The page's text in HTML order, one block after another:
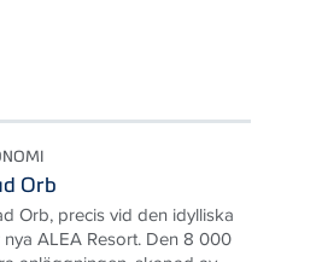
Orb
Orb, precis vid den idylliska
ALEA Resort. Den 8 000